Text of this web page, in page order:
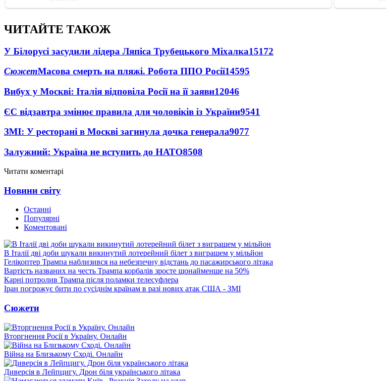
ЧИТАЙТЕ ТАКОЖ
У Білорусі засудили лідера Ляпіса Трубецького Міхалка15172
СюжетМасова смерть на пляжі. Робота ППО Росії14595
Вибух у Москві: Італія відповіла Росії на її заяви12046
ЄС відзавтра змінює правила для чоловіків із України9541
ЗМІ: У ресторані в Москві загинула дочка генерала9077
Залужний: Україна не вступить до НАТО8508
Читати коментарі
Новини світу
Останні
Популярні
Коментовані
В Італії дві доби шукали викинутий лотерейний білет з виграшем у мільйон
Гелікоптер Трампа наблизився на небезпечну відстань до пасажирського літака
Вартість названих на честь Трампа корбалів зросте щонайменше на 50%
Карні потролив Трампа після поламки телесуфлера
Іран погрожує бити по сусіднім країнам в разі нових атак США - ЗМІ
Сюжети
Вторгнення Росії в Україну. Онлайн
Війна на Близькому Сході. Онлайн
Диверсія в Лейпцигу. Дрон біля українського літака